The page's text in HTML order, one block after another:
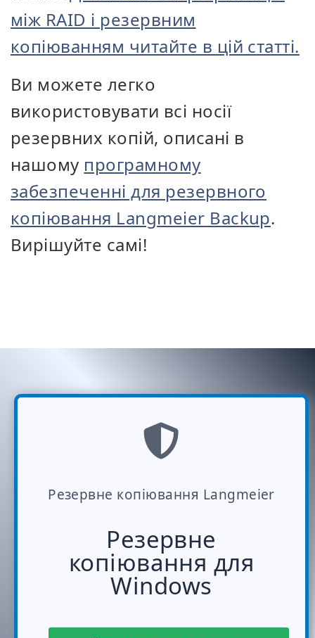
між RAID і резервним
копіюванням читайте в цій статті.
Ви можете легко
використовувати всі носії
резервних копій, описані в
нашому програмному
забезпеченні для резервного
копіювання Langmeier Backup.
Вирішуйте самі!
Резервне копіювання Langmeier
Резервне
копіювання для
Windows